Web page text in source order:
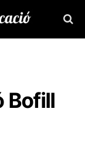
Bofill